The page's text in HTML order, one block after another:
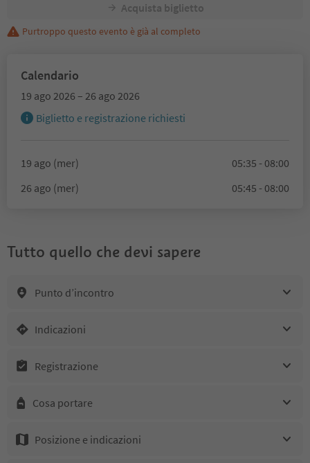
Acquista biglietto
Purtroppo questo evento è già al completo
Calendario
19 ago 2026 – 26 ago 2026
Biglietto e registrazione richiesti
19 ago (mer)
05:35 - 08:00
26 ago (mer)
05:45 - 08:00
Tutto quello che devi sapere
Punto d’incontro
Indicazioni
Registrazione
Cosa portare
Posizione e indicazioni